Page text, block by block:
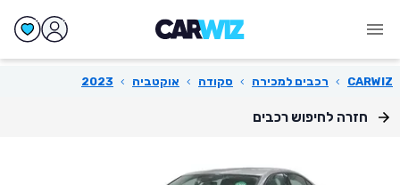
CARWIZ
› רכבים למכירה › סקודה › אוקטביה ›
2023
חזרה לחיפוש רכבים